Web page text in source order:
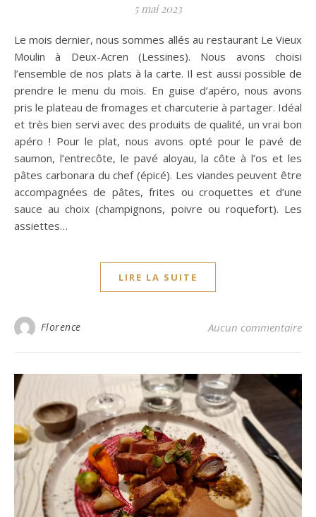
5 mai 2023
Le mois dernier, nous sommes allés au restaurant Le Vieux
Moulin à Deux-Acren (Lessines). Nous avons choisi
l’ensemble de nos plats à la carte. Il est aussi possible de
prendre le menu du mois. En guise d’apéro, nous avons
pris le plateau de fromages et charcuterie à partager. Idéal
et très bien servi avec des produits de qualité, un vrai bon
apéro ! Pour le plat, nous avons opté pour le pavé de
saumon, l’entrecôte, le pavé aloyau, la côte à l’os et les
pâtes carbonara du chef (épicé). Les viandes peuvent être
accompagnées de pâtes, frites ou croquettes et d’une
sauce au choix (champignons, poivre ou roquefort). Les
assiettes…
LIRE LA SUITE
Florence Aucun commentaire